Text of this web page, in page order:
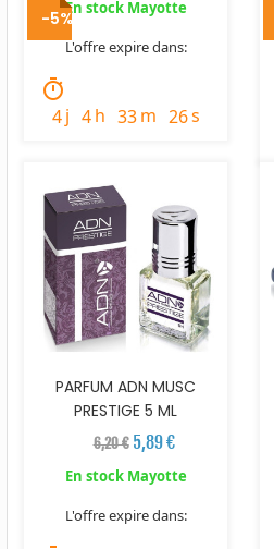
En stock Mayotte
L'offre expire dans:
timer
4j 4h 33m 24s
-5%
PARFUM ADN MUSC
PRESTIGE 5 ML
6,20 € 5,89 €
En stock Mayotte
L'offre expire dans: